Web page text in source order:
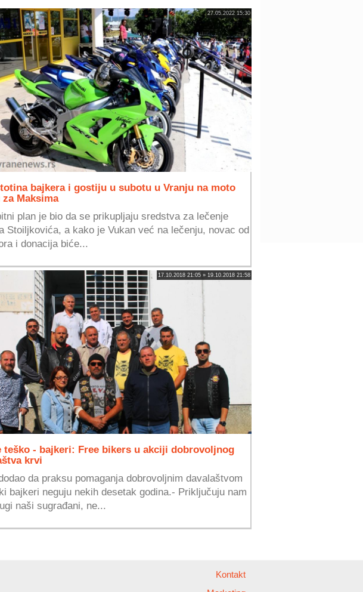
27.05.2022 15:30
bajkera i gostiju u subotu u Vranju na moto
za Maksima
plan je bio da se prikupljaju sredstva za lečenje
Stoiljkovića, a kako je Vukan već na lečenju, novac od
i donacija biće...
17.10.2018 21:05 » 19.10.2018 21:58
teško - bajkeri: Free bikers u akciji dobrovoljnog
krvi
da praksu pomaganja dobrovoljnim davalaštvom
bajkeri neguju nekih desetak godina.- Priključuju nam
naši sugrađani, ne...
Kontakt